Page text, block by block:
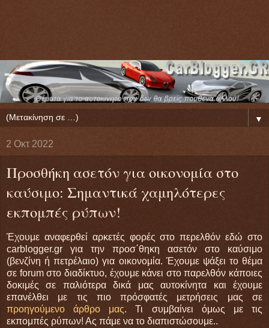
▼
2 Οκτ 2022
Προσθήκη ασετόν για οικονομία στο
καύσιμο: Σημαντικά χαμηλότερες
εκπομπές ρύπων!
Έχουμε αναφερθεί αρκετές φορές στο περελθόν εδώ στο
carblogger.gr για την προσ΄θηκη ασετόν στο καύσιμο
(βενζίνη ή πετρέλαιο) για οικονομία. Έχουμε ψάξει το θέμα
σε forum στο διαδίκτυο, έχουμε κάνει στο παρελθόν κάποιες
δοκιμές σε παλιότερα δικά μας αυτοκίνητα και έχουμε
επανέλθει με τις πιο πρόσφατές μετρήσεις μας σε
προηγούμενο άρθρο μας. Τι συμβαίνει όμως με τις
εκπομπές ρύπων! Ας πάμε να το διαπιστώσουμε..